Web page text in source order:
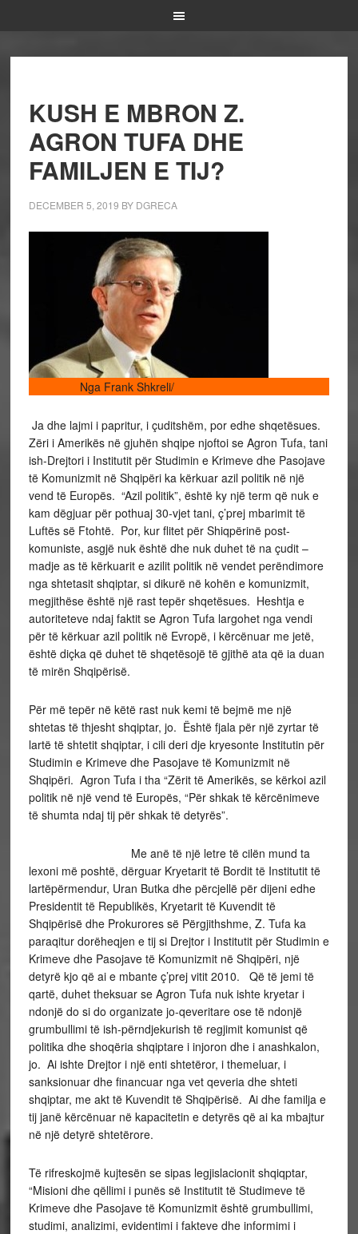
KUSH E MBRON Z.
AGRON TUFA DHE
FAMILJEN E TIJ?
DECEMBER 5, 2019 BY DGRECA
Nga Frank Shkreli/
Ja dhe lajmi i papritur, i çuditshëm, por edhe shqetësues.
Zëri i Amerikës në gjuhën shqipe njoftoi se Agron Tufa, tani
ish-Drejtori i Institutit për Studimin e Krimeve dhe Pasojave
të Komunizmit në Shqipëri ka kërkuar azil politik në një
vend të Europës. “Azil politik”, është ky një term që nuk e
kam dëgjuar për pothuaj 30-vjet tani, ç’prej mbarimit të
Luftës së Ftohtë. Por, kur flitet për Shiqpërinë post-
komuniste, asgjë nuk është dhe nuk duhet të na çudit –
madje as të kërkuarit e azilit politik në vendet perëndimore
nga shtetasit shqiptar, si dikurë në kohën e komunizmit,
megjithëse është një rast tepër shqetësues. Heshtja e
autoriteteve ndaj faktit se Agron Tufa largohet nga vendi
për të kërkuar azil politik në Evropë, i kërcënuar me jetë,
është diçka që duhet të shqetësojë të gjithë ata që ia duan
të mirën Shqipërisë.
Për më tepër në këtë rast nuk kemi të bejmë me një
shtetas të thjesht shqiptar, jo. Është fjala për një zyrtar të
lartë të shtetit shqiptar, i cili deri dje kryesonte Institutin për
Studimin e Krimeve dhe Pasojave të Komunizmit në
Shqipëri. Agron Tufa i tha “Zërit të Amerikës, se kërkoi azil
politik në një vend të Europës, “Për shkak të kërcënimeve
të shumta ndaj tij për shkak të detyrës”.
Me anë të një letre të cilën mund ta
lexoni më poshtë, dërguar Kryetarit të Bordit të Institutit të
lartëpërmendur, Uran Butka dhe përcjellë për dijeni edhe
Presidentit të Republikës, Kryetarit të Kuvendit të
Shqipërisë dhe Prokurores së Përgjithshme, Z. Tufa ka
paraqitur dorëheqjen e tij si Drejtor i Institutit për Studimin e
Krimeve dhe Pasojave të Komunizmit në Shqipëri, një
detyrë kjo që ai e mbante ç’prej vitit 2010. Që të jemi të
qartë, duhet theksuar se Agron Tufa nuk ishte kryetar i
ndonjë do si do organizate jo-qeveritare ose të ndonjë
grumbullimi të ish-përndjekurish të regjimit komunist që
politika dhe shoqëria shqiptare i injoron dhe i anashkalon,
jo. Ai ishte Drejtor i një enti shtetëror, i themeluar, i
sanksionuar dhe financuar nga vet qeveria dhe shteti
shqiptar, me akt të Kuvendit të Shqipërisë. Ai dhe familja e
tij janë kërcënuar në kapacitetin e detyrës që ai ka mbajtur
në një detyrë shtetërore.
Të rifreskojmë kujtesën se sipas legjislacionit shqiqptar,
“Misioni dhe qëllimi i punës së Institutit të Studimeve të
Krimeve dhe Pasojave të Komunizmit është grumbullimi,
studimi, analizimi, evidentimi i fakteve dhe informimi i